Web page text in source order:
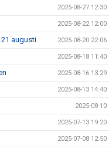
2025-08-27 12:30
2025-08-22 12:00
augusti 2025-08-20 22:06
2025-08-18 11:40
2025-08-16 13:29
2025-08-13 14:40
2025-08-10
2025-07-13 19:20
2025-07-08 12:50